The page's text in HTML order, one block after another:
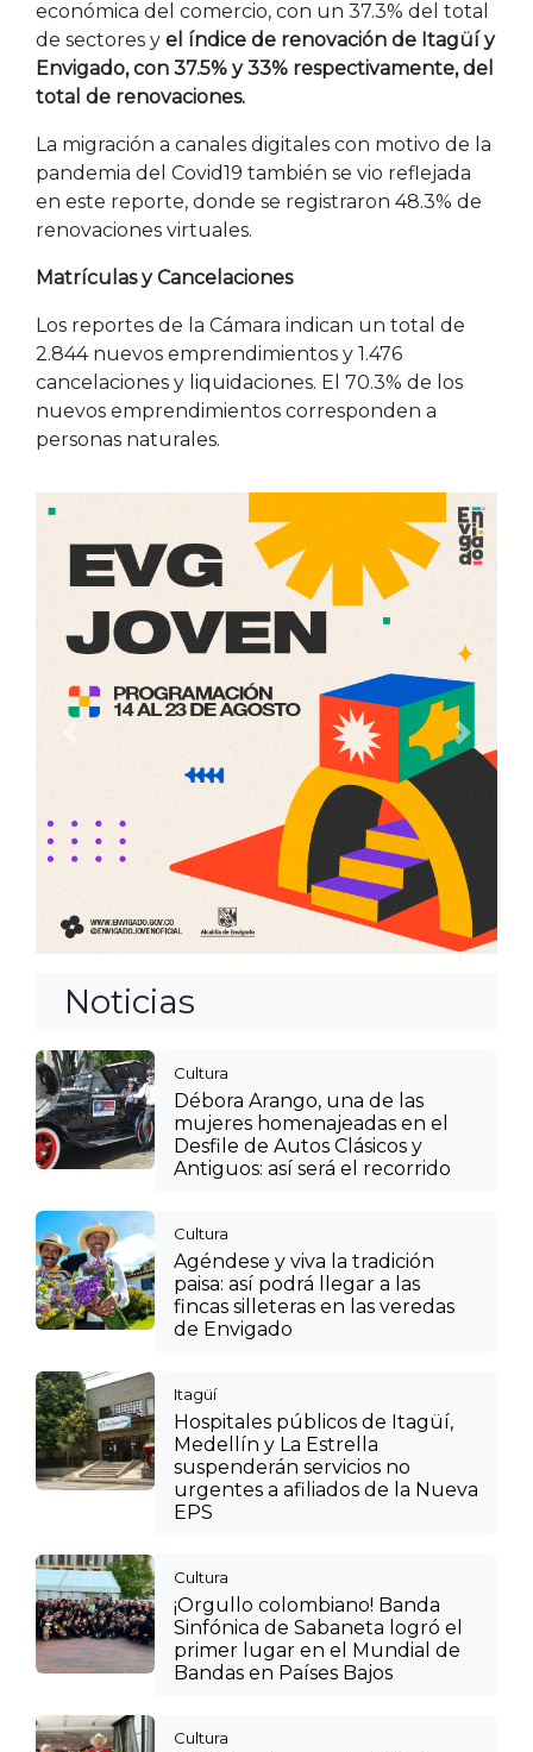
económica del comercio, con un 37.3% del total
de sectores y el índice de renovación de Itagüí y
Envigado, con 37.5% y 33% respectivamente, del
total de renovaciones.
La migración a canales digitales con motivo de la
pandemia del Covid19 también se vio reflejada
en este reporte, donde se registraron 48.3% de
renovaciones virtuales.
Matrículas y Cancelaciones
Los reportes de la Cámara indican un total de
2.844 nuevos emprendimientos y 1.476
cancelaciones y liquidaciones. El 70.3% de los
nuevos emprendimientos corresponden a
personas naturales.
Noticias
Cultura
Débora Arango, una de las
mujeres homenajeadas en el
Desfile de Autos Clásicos y
Antiguos: así será el recorrido
Cultura
Agéndese y viva la tradición
paisa: así podrá llegar a las
fincas silleteras en las veredas
de Envigado
Itagüí
Hospitales públicos de Itagüí,
Medellín y La Estrella
suspenderán servicios no
urgentes a afiliados de la Nueva
EPS
Cultura
¡Orgullo colombiano! Banda
Sinfónica de Sabaneta logró el
primer lugar en el Mundial de
Bandas en Países Bajos
Cultura